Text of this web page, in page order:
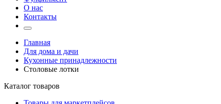
О нас
Контакты
Главная
Для дома и дачи
Кухонные принадлежности
Столовые лотки
Каталог товаров